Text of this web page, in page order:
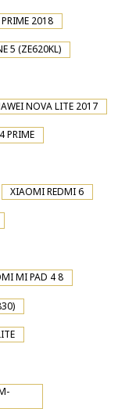
2018
5 (ZE620KL)
NOVA LITE 2017
PRIME
XIAOMI REDMI 6
MI PAD 4 8